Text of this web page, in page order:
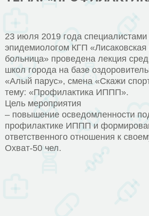
23 июля 2019 года
эпидемиологом КГП «Лисаковская
больница» проведена лекция
школ города на базе
«Алый парус», смена «Скажи
тему: «Профилактика ИППП».
Цель мероприятия
– повышение осведомленности
профилактике ИППП и
ответственного отношения к
Охват-50 чел.